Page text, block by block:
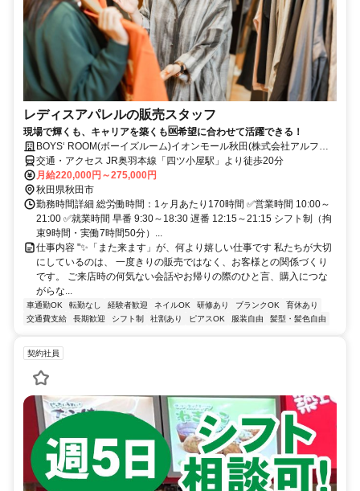
レディスアパレルの販売スタッフ
現場で輝くも、キャリアを築くも🆗希望に合わせて活躍できる！
BOYS‘ ROOM(ボーイズルーム)イオンモール秋田(株式会社アルファ
ベットパステル)
交通・アクセス JR奥羽本線「四ツ小屋駅」より徒歩20分
月給220,000円～275,000円
秋田県秋田市
勤務時間詳細 総労働時間：1ヶ月あたり170時間 ✅営業時間 10:00～
21:00 ✅就業時間 早番 9:30～18:30 遅番 12:15～21:15 シフト制（拘
束9時間・実働7時間50分）...
仕事内容 "✨「また来ます」が、何より嬉しい仕事です 私たちが大切
にしているのは、 一度きりの販売ではなく、お客様との関係づくり
です。 ご来店時の何気ない会話やお帰りの際のひと言、購入につな
がらな...
車通勤OK 転勤なし 経験者歓迎 ネイルOK 研修あり ブランクOK
育休あり
交通費支給
長期歓迎 シフト制 社割あり ピアスOK 服装自由 髪型・髪色自由
契約社員